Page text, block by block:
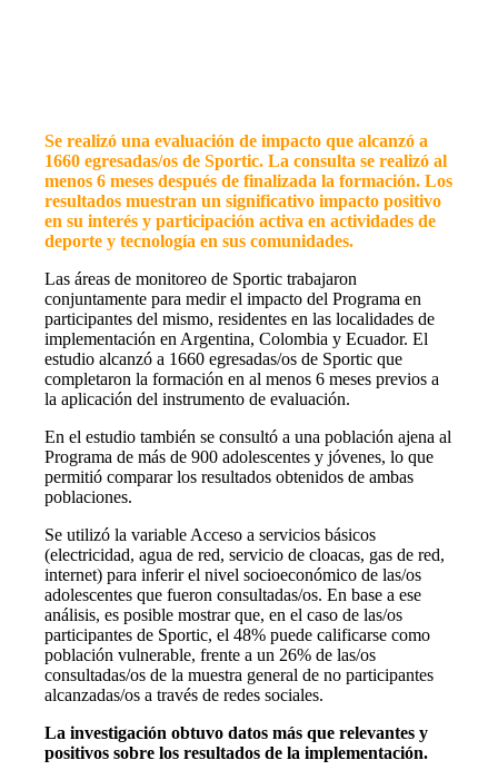
Se realizó una evaluación de impacto que alcanzó a
1660 egresadas/os de Sportic. La consulta se realizó al
menos 6 meses después de finalizada la formación. Los
resultados muestran un significativo impacto positivo
en su interés y participación activa en actividades de
deporte y tecnología en sus comunidades.
Las áreas de monitoreo de Sportic trabajaron
conjuntamente para medir el impacto del Programa en
participantes del mismo, residentes en las localidades de
implementación en Argentina, Colombia y Ecuador. El
estudio alcanzó a 1660 egresadas/os de Sportic que
completaron la formación en al menos 6 meses previos a
la aplicación del instrumento de evaluación.
En el estudio también se consultó a una población ajena al
Programa de más de 900 adolescentes y jóvenes, lo que
permitió comparar los resultados obtenidos de ambas
poblaciones.
Se utilizó la variable Acceso a servicios básicos
(electricidad, agua de red, servicio de cloacas, gas de red,
internet) para inferir el nivel socioeconómico de las/os
adolescentes que fueron consultadas/os. En base a ese
análisis, es posible mostrar que, en el caso de las/os
participantes de Sportic, el 48% puede calificarse como
población vulnerable, frente a un 26% de las/os
consultadas/os de la muestra general de no participantes
alcanzadas/os a través de redes sociales.
La investigación obtuvo datos más que relevantes y
positivos sobre los resultados de la implementación.